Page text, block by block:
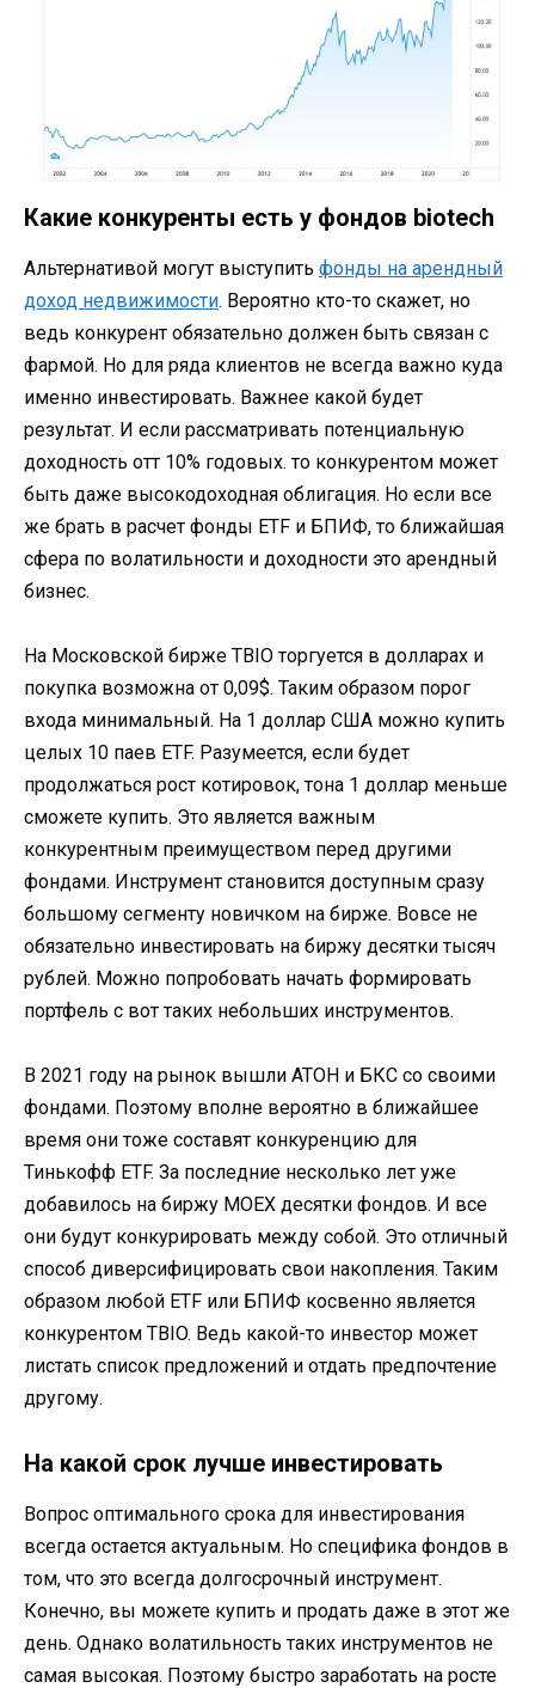
Какие конкуренты есть у фондов biotech
Альтернативой могут выступить фонды на арендный
доход недвижимости. Вероятно кто-то скажет, но
ведь конкурент обязательно должен быть связан с
фармой. Но для ряда клиентов не всегда важно куда
именно инвестировать. Важнее какой будет
результат. И если рассматривать потенциальную
доходность отт 10% годовых. то конкурентом может
быть даже высокодоходная облигация. Но если все
же брать в расчет фонды ETF и БПИФ, то ближайшая
сфера по волатильности и доходности это арендный
бизнес.
На Московской бирже TBIO торгуется в долларах и
покупка возможна от 0,09$. Таким образом порог
входа минимальный. На 1 доллар США можно купить
целых 10 паев ETF. Разумеется, если будет
продолжаться рост котировок, тона 1 доллар меньше
сможете купить. Это является важным
конкурентным преимуществом перед другими
фондами. Инструмент становится доступным сразу
большому сегменту новичком на бирже. Вовсе не
обязательно инвестировать на биржу десятки тысяч
рублей. Можно попробовать начать формировать
портфель с вот таких небольших инструментов.
В 2021 году на рынок вышли АТОН и БКС со своими
фондами. Поэтому вполне вероятно в ближайшее
время они тоже составят конкуренцию для
Тинькофф ETF. За последние несколько лет уже
добавилось на биржу MOEX десятки фондов. И все
они будут конкурировать между собой. Это отличный
способ диверсифицировать свои накопления. Таким
образом любой ETF или БПИФ косвенно является
конкурентом TBIO. Ведь какой-то инвестор может
листать список предложений и отдать предпочтение
другому.
На какой срок лучше инвестировать
Вопрос оптимального срока для инвестирования
всегда остается актуальным. Но специфика фондов в
том, что это всегда долгосрочный инструмент.
Конечно, вы можете купить и продать даже в этот же
день. Однако волатильность таких инструментов не
самая высокая. Поэтому быстро заработать на росте